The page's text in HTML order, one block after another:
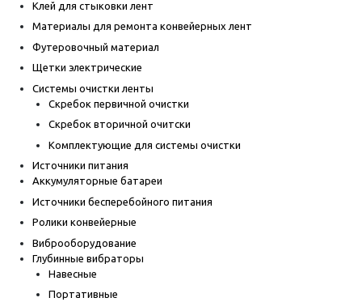
Клей для стыковки лент
Материалы для ремонта конвейерных лент
Футеровочный материал
Щетки электрические
Системы очистки ленты
Скребок первичной очистки
Скребок вторичной очитски
Комплектующие для системы очистки
Источники питания
Аккумуляторные батареи
Источники бесперебойного питания
Ролики конвейерные
Виброоборудование
Глубинные вибраторы
Навесные
Портативные